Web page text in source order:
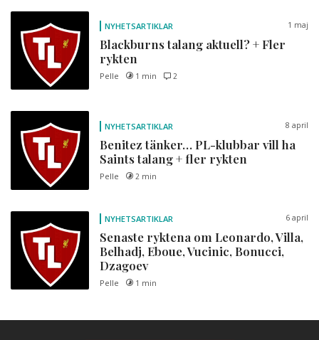
NYHETSARTIKLAR 1 maj
Blackburns talang aktuell? + Fler
rykten
Pelle 1 min 2
NYHETSARTIKLAR 8 april
Benitez tänker… PL-klubbar vill ha
Saints talang + fler rykten
Pelle 2 min
NYHETSARTIKLAR 6 april
Senaste ryktena om Leonardo, Villa,
Belhadj, Eboue, Vucinic, Bonucci,
Dzagoev
Pelle 1 min